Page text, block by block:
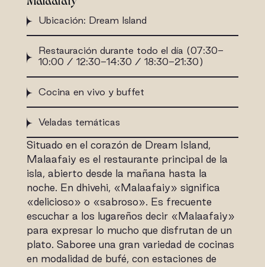
Ubicación: Dream Island
Restauración durante todo el día (07:30-
10:00 / 12:30-14:30 / 18:30-21:30)
Cocina en vivo y buffet
Veladas temáticas
Situado en el corazón de Dream Island,
Malaafaiy es el restaurante principal de la
isla, abierto desde la mañana hasta la
noche. En dhivehi, «Malaafaiy» significa
«delicioso» o «sabroso». Es frecuente
escuchar a los lugareños decir «Malaafaiy»
para expresar lo mucho que disfrutan de un
plato. Saboree una gran variedad de cocinas
en modalidad de bufé, con estaciones de